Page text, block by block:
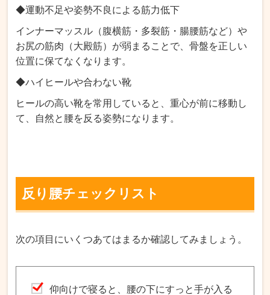
◆運動不足や姿勢不良による筋力低下
インナーマッスル（腹横筋・多裂筋・腸腰筋など）や
お尻の筋肉（大殿筋）が弱まることで、骨盤を正しい
位置に保てなくなります。
◆ハイヒールや合わない靴
ヒールの高い靴を常用していると、重心が前に移動し
て、自然と腰を反る姿勢になります。
反り腰チェックリスト
次の項目にいくつあてはまるか確認してみましょう。
仰向けで寝ると、腰の下にすっと手が入る